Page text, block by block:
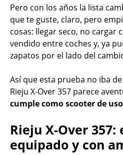
Pero con los años la lista
que te guste, claro, pero
cosas: llegar seco, no cargar
vendido entre coches y, ya
zapatos por el lado del
Así que esta prueba no iba
Rieju X-Over 357 parece
cumple como scooter de
Rieju X-Over 357:
equipado y con